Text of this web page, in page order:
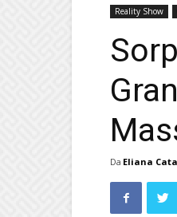
Reality Show
Da Eliana